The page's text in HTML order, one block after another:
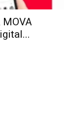
MOVA